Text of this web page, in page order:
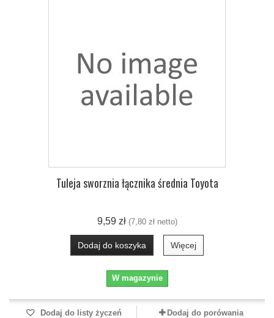
Tuleja sworznia łącznika średnia Toyota
9,59 zł(7,80 zł netto)
Dodaj do koszyka Więcej
W magazynie
Dodaj do listy życzeń Dodaj do porówania